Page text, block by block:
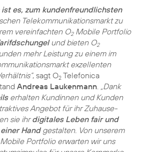
es, zum kundenfreundlichsten
Telekommunikationsmarkt zu
vereinfachten O2Mobile Portfolio
und bieten O2
mehr Leistung zu einem im
exzellenten
, sagt O2 Telefonica
Andreas Laukenmann. „Dank
erhalten Kundinnen und Kunden
Angebot für ihr Zuhause-
sie ihrdigitales Leben fair und
Handgestalten. Von unserem
Portfolio erwarten wir uns